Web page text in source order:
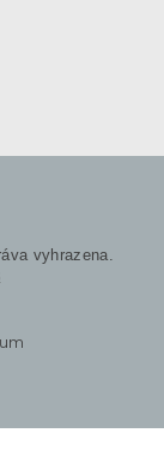
vyhrazena.